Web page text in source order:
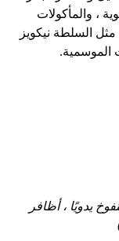
، والمأكولات
مثل السلطة نيكويز
الموسمية.
2024. الزجاج المنفوخ يدويًا ، أظافر